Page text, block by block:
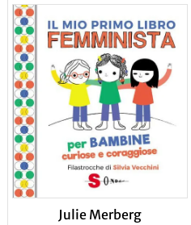
Julie Merberg